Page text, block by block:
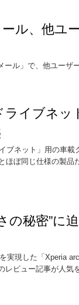
ル、他ユ
ール」で、他ユーザ
ライブネッ
ブネット」用の車
ほぼ同じ仕様の製品
の秘密”に
実現した「Xperia
レビュー記事が人気